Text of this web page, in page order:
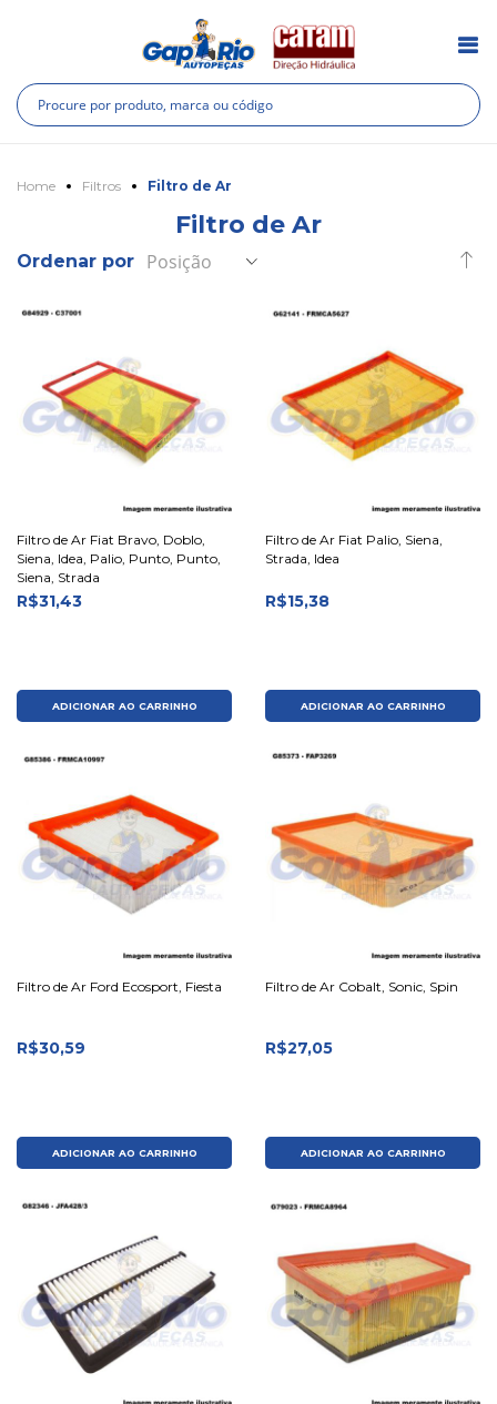
Pesquisa
Home Filtros Filtro de Ar
Filtro de Ar
Ordenar por
Filtro de Ar Fiat Bravo, Doblo,
Siena, Idea, Palio, Punto, Punto,
Siena, Strada
R$31,43
ADICIONAR AO CARRINHO
Filtro de Ar Fiat Palio, Siena,
Strada, Idea
R$15,38
ADICIONAR AO CARRINHO
Filtro de Ar Ford Ecosport, Fiesta
R$30,59
ADICIONAR AO CARRINHO
Filtro de Ar Cobalt, Sonic, Spin
R$27,05
ADICIONAR AO CARRINHO